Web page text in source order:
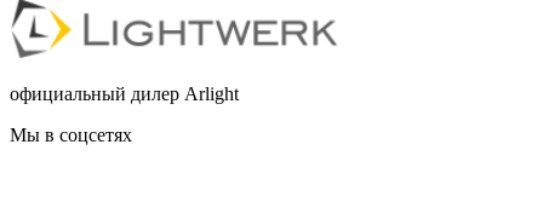
официальный дилер Arlight
Мы в соцсетях